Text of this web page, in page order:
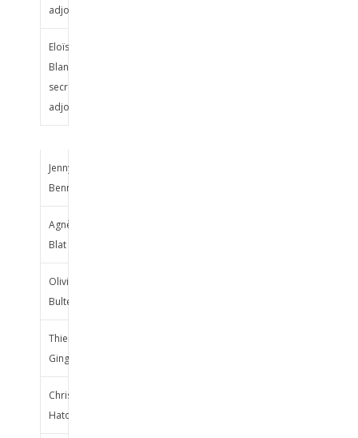
adjoint
Eloïse
Blanc,
secrétaire
adjointe
Jenny
Bennitt
Agnès
Blat
Olivier
Bulteau
Thierry
Gingembre
Christian
Haton